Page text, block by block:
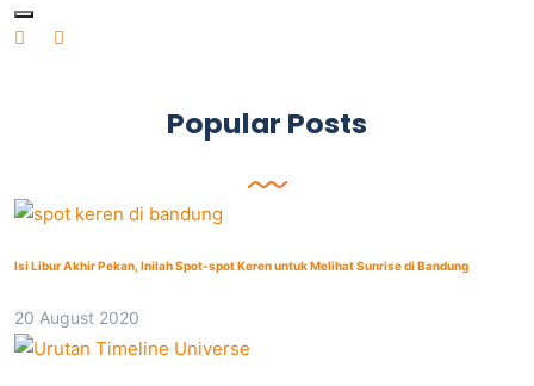
Popular Posts
Isi Libur Akhir Pekan, Inilah Spot-spot Keren untuk Melihat Sunrise di Bandung
20 August 2020